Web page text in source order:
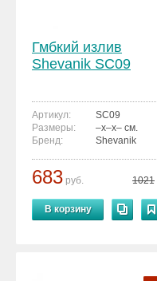
Гмбкий излив
Shevanik SC09
Артикул:
SC09
Размеры:
–x–x– см.
Бренд:
Shevanik
683 руб. 1021
В корзину